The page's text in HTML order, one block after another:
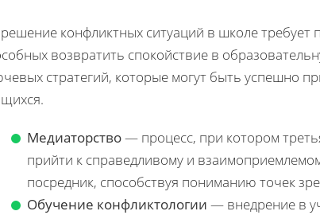
конфликтных ситуаций в школе
возвратить спокойствие в
стратегий, которые могут быть успешно
Медиаторство— процесс, при котором
прийти к справедливому и
посредник, способствуя пониманию точек
Обучение конфликтологии — внедрение в